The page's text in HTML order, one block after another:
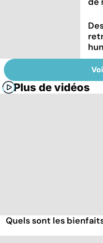
Plus de vidéos
Quels sont les